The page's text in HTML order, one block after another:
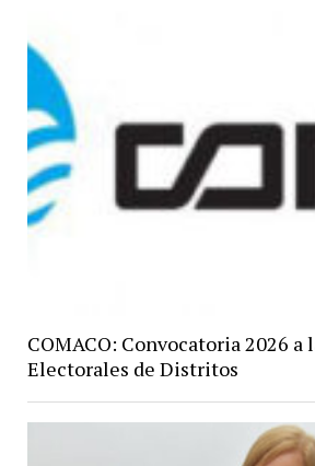
COMACO: Convocatoria 2026 a
Electorales de Distritos